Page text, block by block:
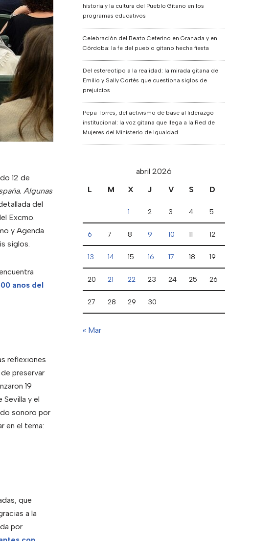
12 de
Algunas
del
Excmo.
y Agenda
siglos.
años del
reflexiones
preservar
19
y el
sonoro por
en el tema:
que
a la
por
historia y la cultura del Pueblo Gitano en los
programas educativos
Celebración del Beato Ceferino en Granada y en
Córdoba: la fe del pueblo gitano hecha fiesta
Del estereotipo a la realidad: la mirada gitana de
Emilio y Sally Cortés que cuestiona siglos de
prejuicios
Pepa Torres, del activismo de base al liderazgo
institucional: la voz gitana que llega a la Red de
Mujeres del Ministerio de Igualdad
abril 2026
L
M X J V S D
1 2 3 4 5
6 7 8 9 10 11 12
13 14 15 16 17 18 19
20 21 22 23 24 25 26
27 28 29 30
« Mar